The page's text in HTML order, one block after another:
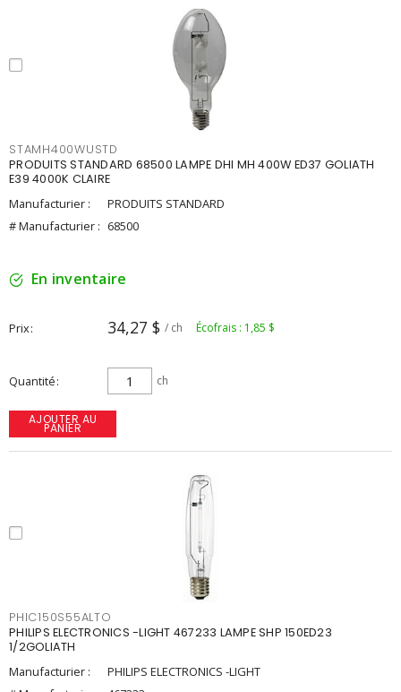
STAMH400WUSTD
PRODUITS STANDARD 68500 LAMPE DHI MH 400W ED37 GOLIATH
E39 4000K CLAIRE
Manufacturier :
PRODUITS STANDARD
# Manufacturier : 68500
En inventaire
Prix 34,27 $ / ch Écofrais : 1,85 $
Quantité ch
AJOUTER AU
PANIER
PHIC150S55ALTO
PHILIPS ELECTRONICS -LIGHT 467233 LAMPE SHP 150ED23
1/2GOLIATH
Manufacturier :
PHILIPS ELECTRONICS -LIGHT